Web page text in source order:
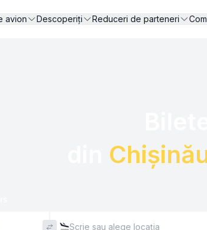
avion Descoperiți Reduceri de parteneri